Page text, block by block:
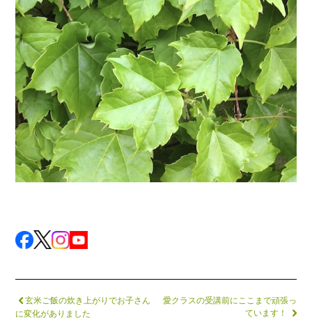
玄米ご飯の炊き上がりでお子さん
に変化がありました
愛クラスの受講前にここまで頑張っ
ています！